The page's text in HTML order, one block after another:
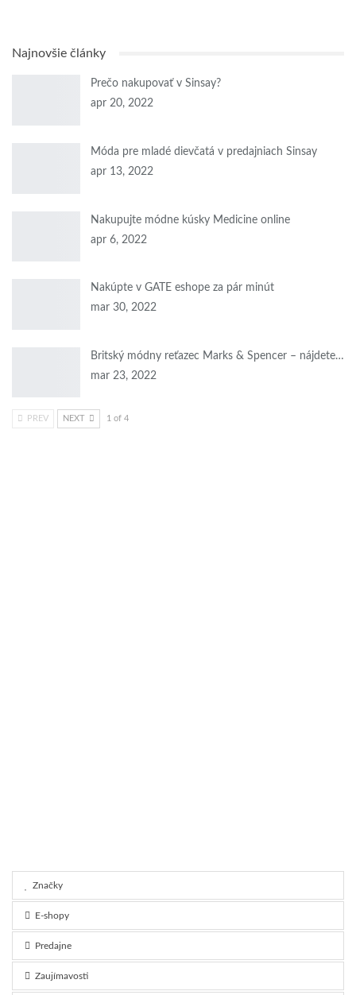
Najnovšie články
Prečo nakupovať v Sinsay?
apr 20, 2022
Móda pre mladé dievčatá v predajniach Sinsay
apr 13, 2022
Nakupujte módne kúsky Medicine online
apr 6, 2022
Nakúpte v GATE eshope za pár minút
mar 30, 2022
Britský módny reťazec Marks & Spencer – nájdete…
mar 23, 2022
PREV NEXT 1 of 4
Značky
E-shopy
Predajne
Zaujímavosti